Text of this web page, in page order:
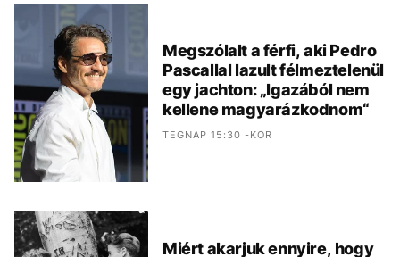
Megszólalt a férfi, aki Pedro
Pascallal lazult félmeztelenül
egy jachton: „Igazából nem
kellene magyarázkodnom“
TEGNAP 15:30 -KOR
Miért akarjuk ennyire, hogy